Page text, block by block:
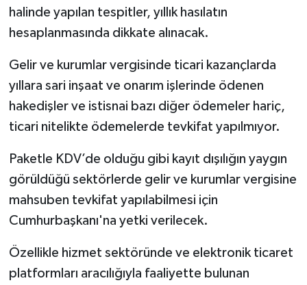
halinde yapılan tespitler, yıllık hasılatın
hesaplanmasında dikkate alınacak.
Gelir ve kurumlar vergisinde ticari kazançlarda
yıllara sari inşaat ve onarım işlerinde ödenen
hakedişler ve istisnai bazı diğer ödemeler hariç,
ticari nitelikte ödemelerde tevkifat yapılmıyor.
Paketle KDV’de olduğu gibi kayıt dışılığın yaygın
görüldüğü sektörlerde gelir ve kurumlar vergisine
mahsuben tevkifat yapılabilmesi için
Cumhurbaşkanı'na yetki verilecek.
Özellikle hizmet sektöründe ve elektronik ticaret
platformları aracılığıyla faaliyette bulunan